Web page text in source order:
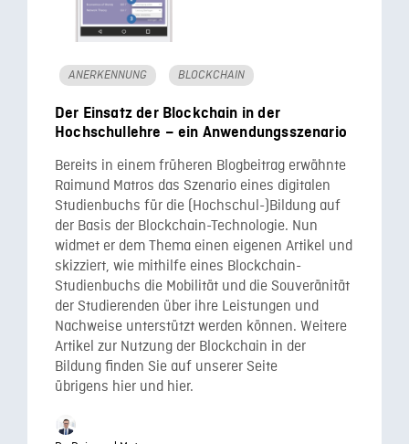
ANERKENNUNG BLOCKCHAIN
Der Einsatz der Blockchain in der
Hochschullehre – ein Anwendungsszenario
Bereits in einem früheren Blogbeitrag erwähnte
Raimund Matros das Szenario eines digitalen
Studienbuchs für die (Hochschul-)Bildung auf
der Basis der Blockchain-Technologie. Nun
widmet er dem Thema einen eigenen Artikel und
skizziert, wie mithilfe eines Blockchain-
Studienbuchs die Mobilität und die Souveränität
der Studierenden über ihre Leistungen und
Nachweise unterstützt werden können. Weitere
Artikel zur Nutzung der Blockchain in der
Bildung finden Sie auf unserer Seite
übrigens hier und hier.